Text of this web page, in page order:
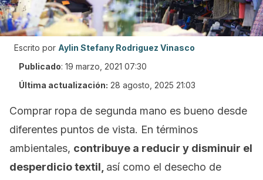
Escrito por Aylin Stefany Rodriguez Vinasco
Publicado: 19 marzo, 2021 07:30
Última actualización: 28 agosto, 2025 21:03
Comprar ropa de segunda mano es bueno desde
diferentes puntos de vista. En términos
ambientales, contribuye a reducir y disminuir el
desperdicio textil, así como el desecho de